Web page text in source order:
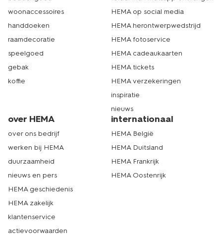
woonaccessoires
handdoeken
raamdecoratie
speelgoed
gebak
koffie
HEMA op social media
HEMA herontwerpwedstrijd
HEMA fotoservice
HEMA cadeaukaarten
HEMA tickets
HEMA verzekeringen
inspiratie
nieuws
over HEMA
over ons bedrijf
werken bij HEMA
duurzaamheid
nieuws en pers
HEMA geschiedenis
HEMA zakelijk
klantenservice
actievoorwaarden
internationaal
HEMA België
HEMA Duitsland
HEMA Frankrijk
HEMA Oostenrijk